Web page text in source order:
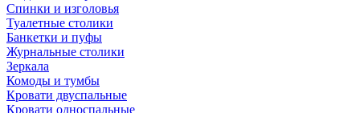
Спинки и изголовья
Туалетные столики
Банкетки и пуфы
Журнальные столики
Зеркала
Комоды и тумбы
Кровати двуспальные
Кровати односпальные